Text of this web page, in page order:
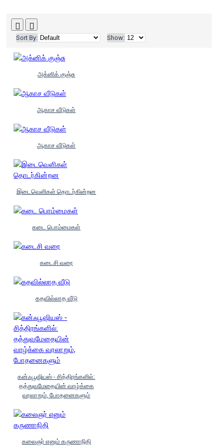
Sort By: Show:
அக்னிக் குஞ்சு
ஆகாச வீடுகள்
ஆகாச வீடுகள்
இடைவெளிகள் தொடர்கின்றன
கடை பொம்மைகள்
கடைசி வரை
கதவில்லாத வீடு
கன்ஃபூஷியஸ் - சித்திரங்களில்:
தத்துவமேதையின் வாழ்க்கை
வரலாறும், போதனைகளும்
கலைஞர் எனும் கருணாநிதி